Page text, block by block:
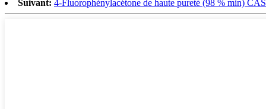
Suivant: 4-Fluorophénylacétone de haute pureté (98 % min)